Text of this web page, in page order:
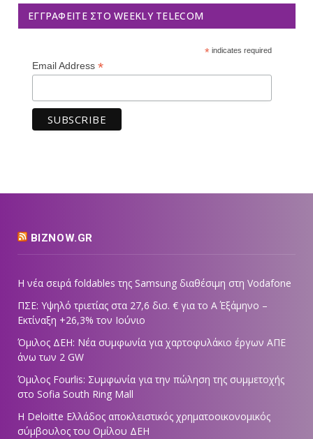
ΕΓΓΡΑΦΕΊΤΕ ΣΤΟ WEEKLY TELECOM
*indicates required
Email Address *
BIZNOW.GR
Η νέα σειρά foldables της Samsung διαθέσιμη στη Vodafone
ΠΣΕ: Υψηλό τριετίας στα 27,6 δισ. € για το Α΄ Εξάμηνο –
Εκτίναξη +26,3% τον Ιούνιο
Όμιλος ΔΕΗ: Νέα συμφωνία για χαρτοφυλάκιο έργων ΑΠΕ
άνω των 2 GW
Όμιλος Fourlis: Συμφωνία για την πώληση της συμμετοχής
στο Sofia South Ring Mall
Η Deloitte Ελλάδος αποκλειστικός χρηματοοικονομικός
σύμβουλος του Ομίλου ΔΕΗ